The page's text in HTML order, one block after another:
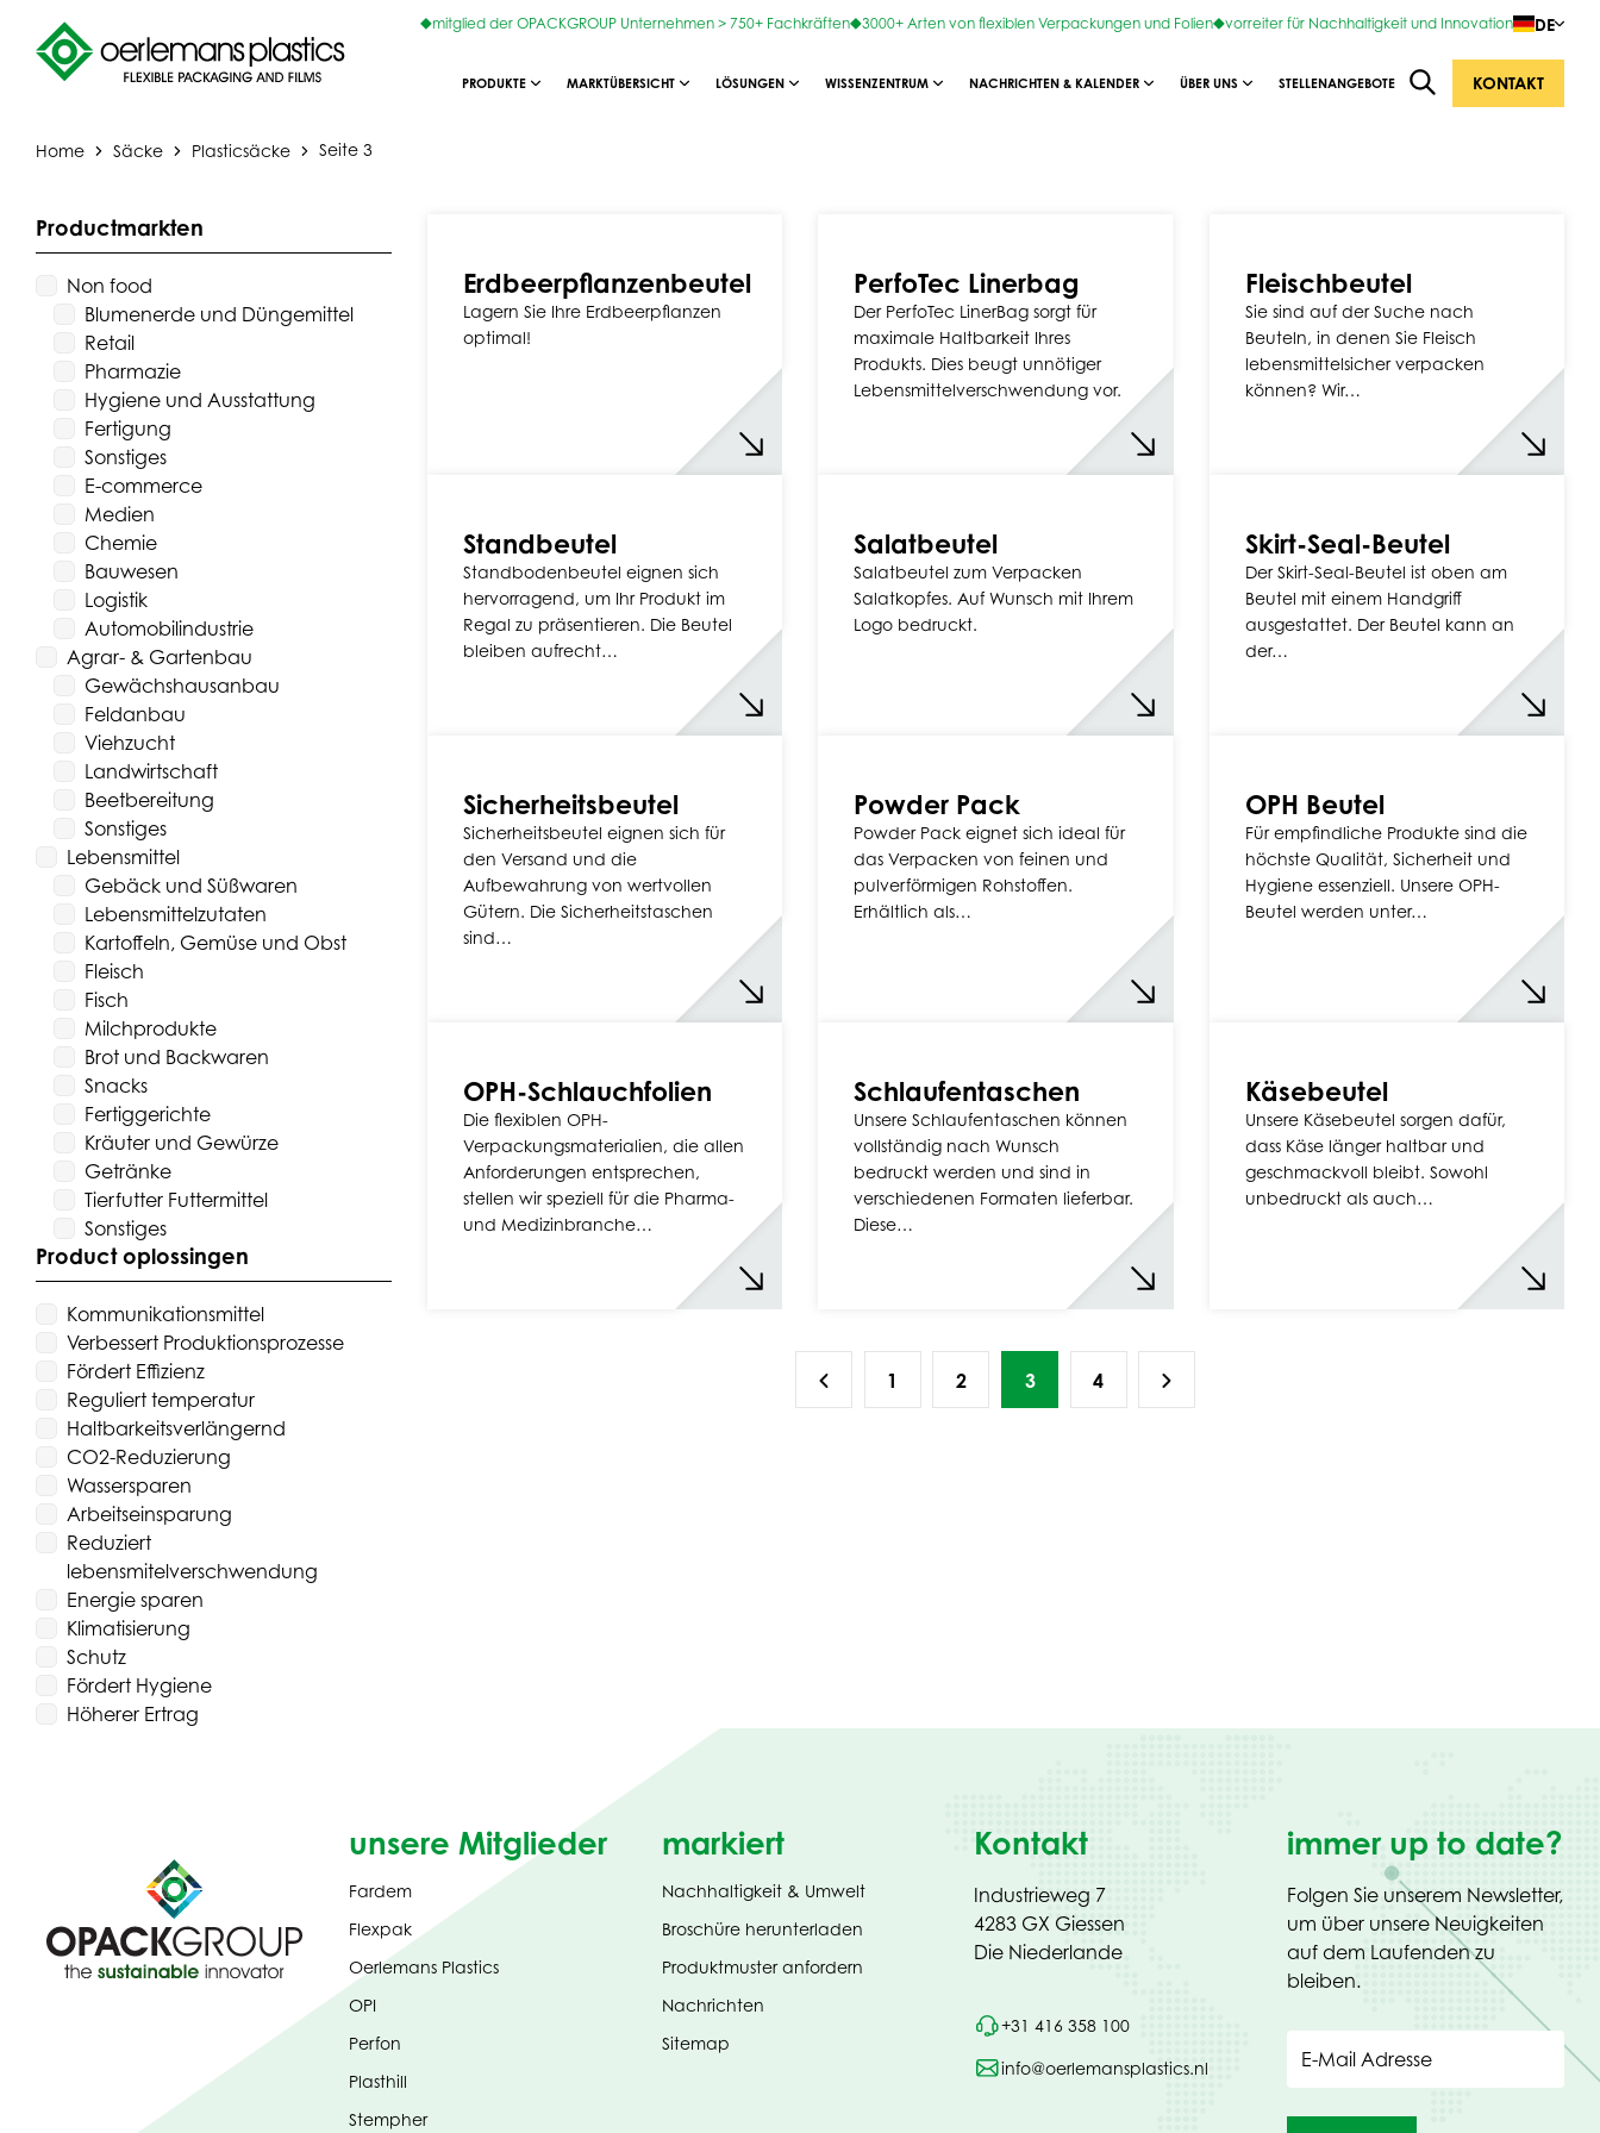
mitglied der OPACKGROUP Unternehmen > 750+ Fachkräften 3000+ Arten von flexiblen Verpackungen und Folien vorreiter für Nachhaltigkeit und Innovation DE
PRODUKTE MARKTÜBERSICHT LÖSUNGEN WISSENZENTRUM NACHRICHTEN & KALENDER ÜBER UNS STELLENANGEBOTE KONTAKT
Home Säcke Plasticsäcke Seite 3
Productmarkten
Non food
Blumenerde und Düngemittel
Retail
Pharmazie
Hygiene und Ausstattung
Fertigung
Sonstiges
E-commerce
Medien
Chemie
Bauwesen
Logistik
Automobilindustrie
Agrar- & Gartenbau
Gewächshausanbau
Feldanbau
Viehzucht
Landwirtschaft
Beetbereitung
Sonstiges
Lebensmittel
Gebäck und Süßwaren
Lebensmittelzutaten
Kartoffeln, Gemüse und Obst
Fleisch
Fisch
Milchprodukte
Brot und Backwaren
Snacks
Fertiggerichte
Kräuter und Gewürze
Getränke
Tierfutter Futtermittel
Sonstiges
Product oplossingen
Kommunikationsmittel
Verbessert Produktionsprozesse
Fördert Effizienz
Reguliert temperatur
Haltbarkeitsverlängernd
CO2-Reduzierung
Wassersparen
Arbeitseinsparung
Reduziert
lebensmitelverschwendung
Energie sparen
Klimatisierung
Schutz
Fördert Hygiene
Höherer Ertrag
Erdbeerpflanzenbeutel
Lagern Sie Ihre Erdbeerpflanzen
optimal!
PerfoTec Linerbag
Der PerfoTec LinerBag sorgt für
maximale Haltbarkeit Ihres
Produkts. Dies beugt unnötiger
Lebensmittelverschwendung vor.
Fleischbeutel
Sie sind auf der Suche nach
Beuteln, in denen Sie Fleisch
lebensmittelsicher verpacken
können? Wir…
Standbeutel
Standbodenbeutel eignen sich
hervorragend, um Ihr Produkt im
Regal zu präsentieren. Die Beutel
bleiben aufrecht…
Salatbeutel
Salatbeutel zum Verpacken
Salatkopfes. Auf Wunsch mit Ihrem
Logo bedruckt.
Skirt-Seal-Beutel
Der Skirt-Seal-Beutel ist oben am
Beutel mit einem Handgriff
ausgestattet. Der Beutel kann an
der…
Sicherheitsbeutel
Sicherheitsbeutel eignen sich für
den Versand und die
Aufbewahrung von wertvollen
Gütern. Die Sicherheitstaschen
sind…
Powder Pack
Powder Pack eignet sich ideal für
das Verpacken von feinen und
pulverförmigen Rohstoffen.
Erhältlich als…
OPH Beutel
Für empfindliche Produkte sind die
höchste Qualität, Sicherheit und
Hygiene essenziell. Unsere OPH-
Beutel werden unter…
OPH-Schlauchfolien
Die flexiblen OPH-
Verpackungsmaterialien, die allen
Anforderungen entsprechen,
stellen wir speziell für die Pharma-
und Medizinbranche…
Schlaufentaschen
Unsere Schlaufentaschen können
vollständig nach Wunsch
bedruckt werden und sind in
verschiedenen Formaten lieferbar.
Diese…
Käsebeutel
Unsere Käsebeutel sorgen dafür,
dass Käse länger haltbar und
geschmackvoll bleibt. Sowohl
unbedruckt als auch…
1 2 3 4
unsere Mitglieder
Fardem
Flexpak
Oerlemans Plastics
OPI
Perfon
Plasthill
Stempher
markiert
Nachhaltigkeit & Umwelt
Broschüre herunterladen(opens
new
Produktmuster anfordern
Nachrichten
Sitemap
Kontakt
Industrieweg 7
4283 GX Giessen
Die Niederlande
+31 416 358 100
info@oerlemansplastics.nl
immer up to date?
Folgen Sie unserem Newsletter,
um über unsere Neuigkeiten
auf dem Laufenden zu
bleiben.
E-Mail Adresse